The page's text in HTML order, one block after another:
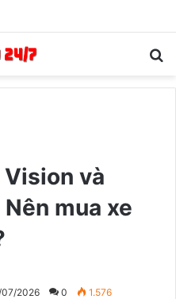
Vision và
mua xe
2026 0 1.576